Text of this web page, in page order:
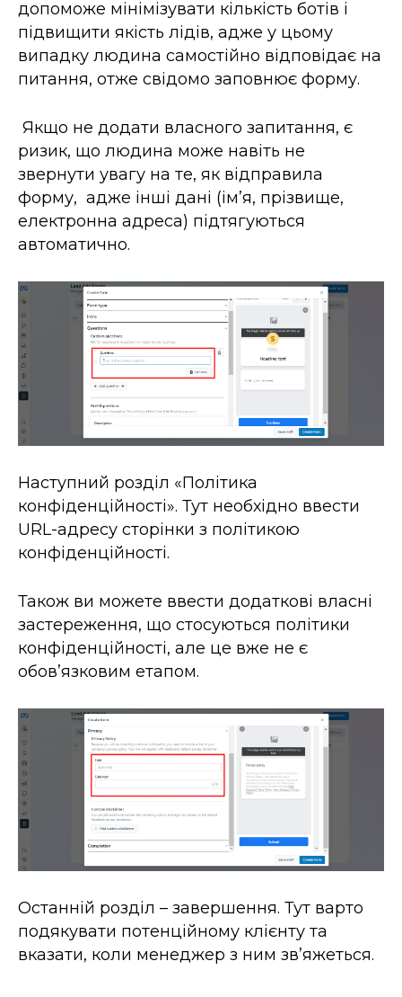
допоможе мінімізувати кількість ботів і
підвищити якість лідів, адже у цьому
випадку людина самостійно відповідає на
питання, отже свідомо заповнює форму.
Якщо не додати власного запитання, є
ризик, що людина може навіть не
звернути увагу на те, як відправила
форму, адже інші дані (імʼя, прізвище,
електронна адреса) підтягуються
автоматично.
Наступний розділ «Політика
конфіденційності». Тут необхідно ввести
URL-адресу сторінки з політикою
конфіденційності.
Також ви можете ввести додаткові власні
застереження, що стосуються політики
конфіденційності, але це вже не є
обовʼязковим етапом.
Останній розділ – завершення. Тут варто
подякувати потенційному клієнту та
вказати, коли менеджер з ним звʼяжеться.